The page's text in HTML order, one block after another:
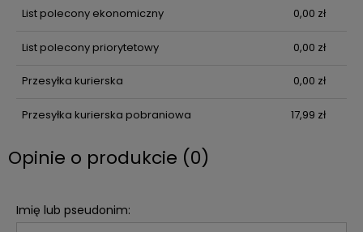
List polecony ekonomiczny 0,00 zł
List polecony priorytetowy 0,00 zł
Przesyłka kurierska 0,00 zł
Przesyłka kurierska pobraniowa 17,99 zł
Opinie o produkcie (0)
Imię lub pseudonim: